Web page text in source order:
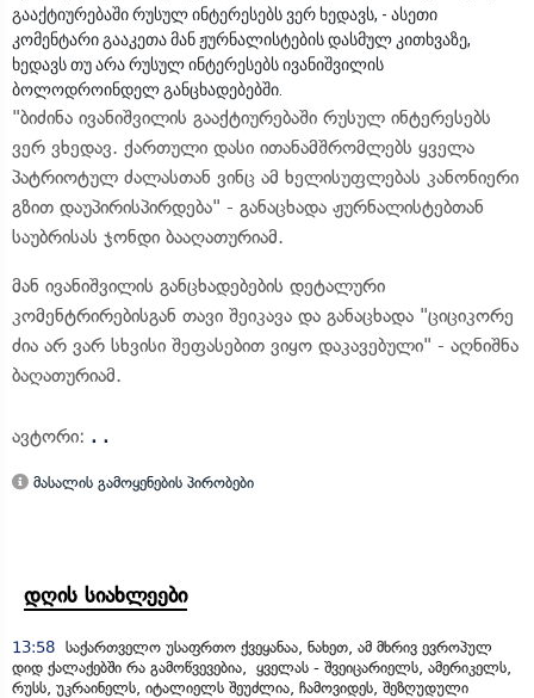
გააქტიურებაში რუსულ ინტერესებს ვერ ხედავს, - ასეთი
კომენტარი გააკეთა მან ჟურნალისტების დასმულ კითხვაზე,
ხედავს თუ არა რუსულ ინტერესებს ივანიშვილის
ბოლოდროინდელ განცხადებებში.
"ბიძინა ივანიშვილის გააქტიურებაში რუსულ ინტერესებს
ვერ ვხედავ. ქართული დასი ითანამშრომლებს ყველა
პატრიოტულ ძალასთან ვინც ამ ხელისუფლებას კანონიერი
გზით დაუპირისპირდება" - განაცხადა ჟურნალისტებთან
საუბრისას ჯონდი ბააღათურიამ.
მან ივანიშვილის განცხადებების დეტალური
კომენტრირებისგან თავი შეიკავა და განაცხადა "ციციკორე
ძია არ ვარ სხვისი შეფასებით ვიყო დაკავებული" - აღნიშნა
ბაღათურიამ.
ავტორი: . .
მასალის გამოყენების პირობები
დღის სიახლეები
13:58 საქართველო უსაფრთო ქვეყანაა, ნახეთ, ამ მხრივ ევროპულ
დიდ ქალაქებში რა გამოწვევებია, ყველას - შვეიცარიელს, ამერიკელს,
რუსს, უკრაინელს, იტალიელს შეუძლია, ჩამოვიდეს, შეზღუდული